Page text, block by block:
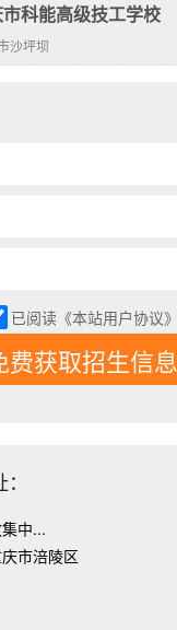
科能高级技工学校
沙坪坝
已阅读《本站用户协议》
费获取招生信息
中...
市涪陵区